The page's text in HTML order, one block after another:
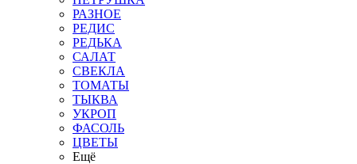
РАЗНОЕ
РЕДИС
РЕДЬКА
САЛАТ
СВЕКЛА
ТОМАТЫ
ТЫКВА
УКРОП
ФАСОЛЬ
ЦВЕТЫ
Ещё